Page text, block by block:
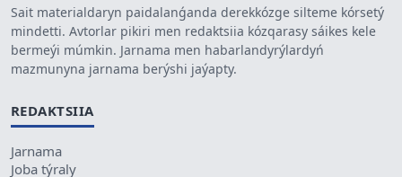
Sait materialdaryn paidalanǵanda derekkózge silteme kórsetý
mindetti. Avtorlar pikiri men redaktsiia kózqarasy sáikes kele
bermeýi múmkin. Jarnama men habarlandyrýlardyń
mazmunyna jarnama berýshi jaýapty.
REDAKTSIIA
Jarnama
Joba týraly